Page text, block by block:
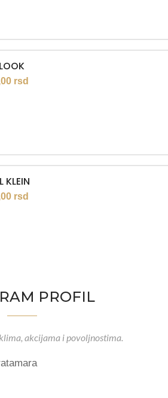
rsd
KLEIN
rsd
PROFIL
akcijama i povoljnostima.